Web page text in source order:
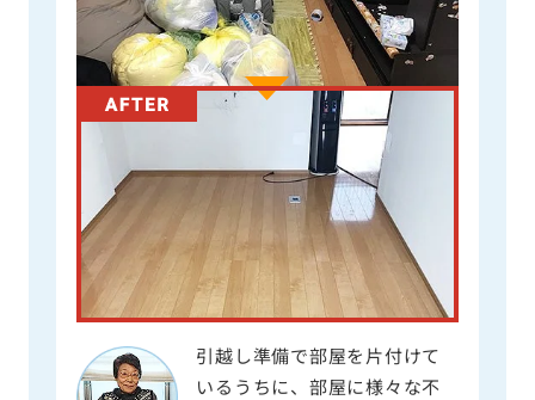
引越し準備で部屋を片付けて
いるうちに、部屋に様々な不